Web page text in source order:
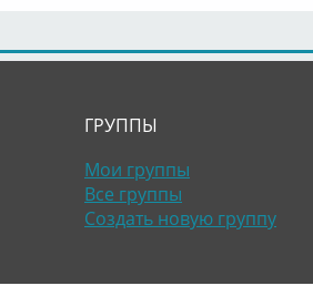
ГРУППЫ
Мои группы
Все группы
Создать новую группу